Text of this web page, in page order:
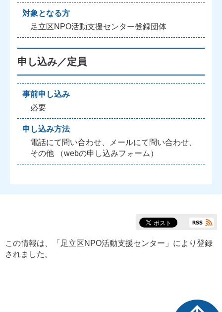
対象となる方
足立区NPO活動支援センター登録団体
申し込み／定員
事前申し込み
必要
申し込み方法
電話にて問い合わせ、メールにて問い合わせ、
その他 （webの申し込みフォーム）
この情報は、「 足立区NPO活動支援センター 」により登録
されました。